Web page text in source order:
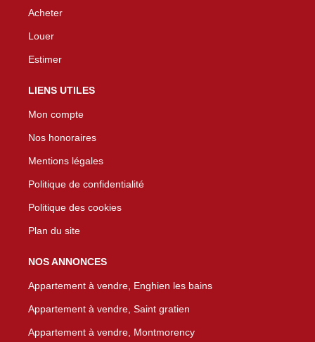
Acheter
Louer
Estimer
LIENS UTILES
Mon compte
Nos honoraires
Mentions légales
Politique de confidentialité
Politique des cookies
Plan du site
NOS ANNONCES
Appartement à vendre, Enghien les bains
Appartement à vendre, Saint gratien
Appartement à vendre, Montmorency